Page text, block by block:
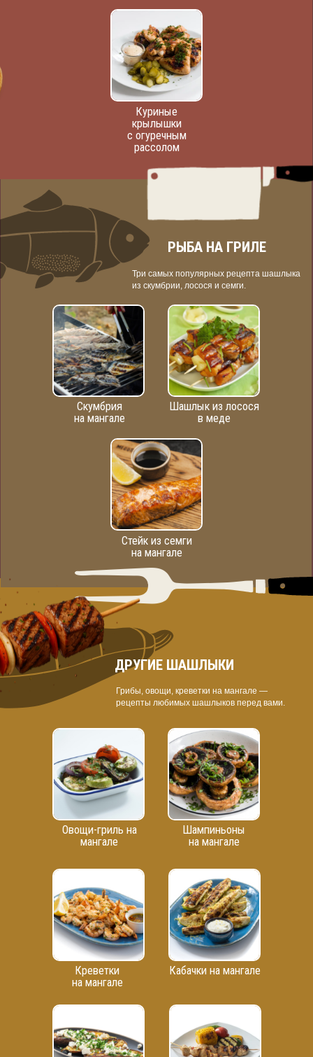
Куриные
крылышки
с огуречным
рассолом
РЫБА НА ГРИЛЕ
Три самых популярных рецепта шашлыка
из скумбрии, лосося и семги.
Скумбрия
на мангале
Шашлык из лосося
в меде
Стейк из семги
на мангале
ДРУГИЕ ШАШЛЫКИ
Грибы, овощи, креветки на мангале —
рецепты любимых шашлыков перед вами.
Овощи-гриль на
мангале
Шампиньоны
на мангале
Креветки
на мангале
Кабачки на мангале